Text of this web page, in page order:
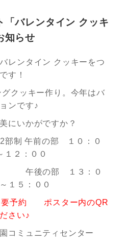
「バレンタイン クッキ
知らせ
レンタイン クッキーをつ
す！
クッキー作り。今年はバ
ンです♪
にいかがですか？
制 午前の部 １０：０
２：００
１３：０
５：００
予約 ポスター内のQR
さい♪
コミュニティセンター